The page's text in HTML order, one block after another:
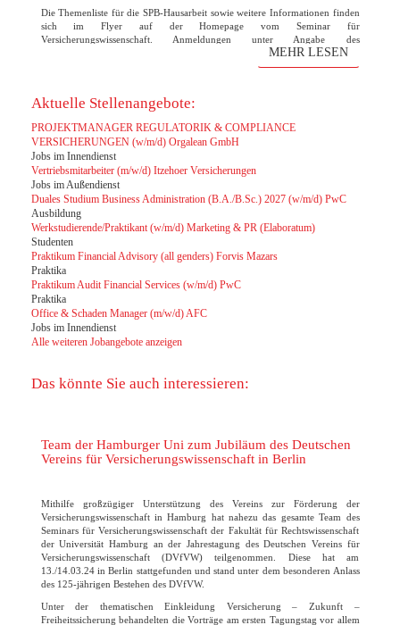
Die Themenliste für die SPB-Hausarbeit sowie weitere Informationen finden
sich im Flyer auf der Homepage vom Seminar für
Versicherungswissenschaft. Anmeldungen unter Angabe des
Themenwunsches bitte bis zum 31. März 2026 direkt an den Lehrstuhl
Robert Koch. Die Vorbesprechung und finale Themenvergabe findet am 07.
MEHR LESEN
Aktuelle Stellenangebote:
PROJEKTMANAGER REGULATORIK & COMPLIANCE
VERSICHERUNGEN (w/m/d) Orgalean GmbH
Jobs im Innendienst
Vertriebsmitarbeiter (m/w/d) Itzehoer Versicherungen
Jobs im Außendienst
Duales Studium Business Administration (B.A./B.Sc.) 2027 (w/m/d) PwC
Ausbildung
Werkstudierende/Praktikant (w/m/d) Marketing & PR (Elaboratum)
Studenten
Praktikum Financial Advisory (all genders) Forvis Mazars
Praktika
Praktikum Audit Financial Services (w/m/d) PwC
Praktika
Office & Schaden Manager (m/w/d) AFC
Jobs im Innendienst
Alle weiteren Jobangebote anzeigen
Das könnte Sie auch interessieren:
Team der Hamburger Uni zum Jubiläum des Deutschen
Vereins für Versicherungswissenschaft in Berlin
Mithilfe großzügiger Unterstützung des Vereins zur Förderung der
Versicherungswissenschaft in Hamburg hat nahezu das gesamte Team des
Seminars für Versicherungswissenschaft der Fakultät für Rechtswissenschaft
der Universität Hamburg an der Jahrestagung des Deutschen Vereins für
Versicherungswissenschaft (DVfVW) teilgenommen. Diese hat am
13./14.03.24 in Berlin stattgefunden und stand unter dem besonderen Anlass
des 125-jährigen Bestehen des DVfVW.
Unter der thematischen Einkleidung Versicherung – Zukunft –
Freiheitssicherung behandelten die Vorträge am ersten Tagungstag vor allem